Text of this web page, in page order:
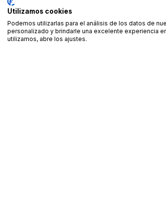
Utilizamos cookies
Podemos utilizarlas para el análisis de los datos de
personalizado y brindarle una excelente experiencia
utilizamos, abre los ajustes.